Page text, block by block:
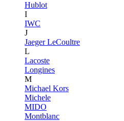
Hublot
I
IWC
J
Jaeger LeCoultre
L
Lacoste
Longines
M
Michael Kors
Michele
MIDO
Montblanc